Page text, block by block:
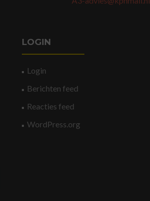
LOGIN
Login
Berichten feed
Reacties feed
WordPress.org